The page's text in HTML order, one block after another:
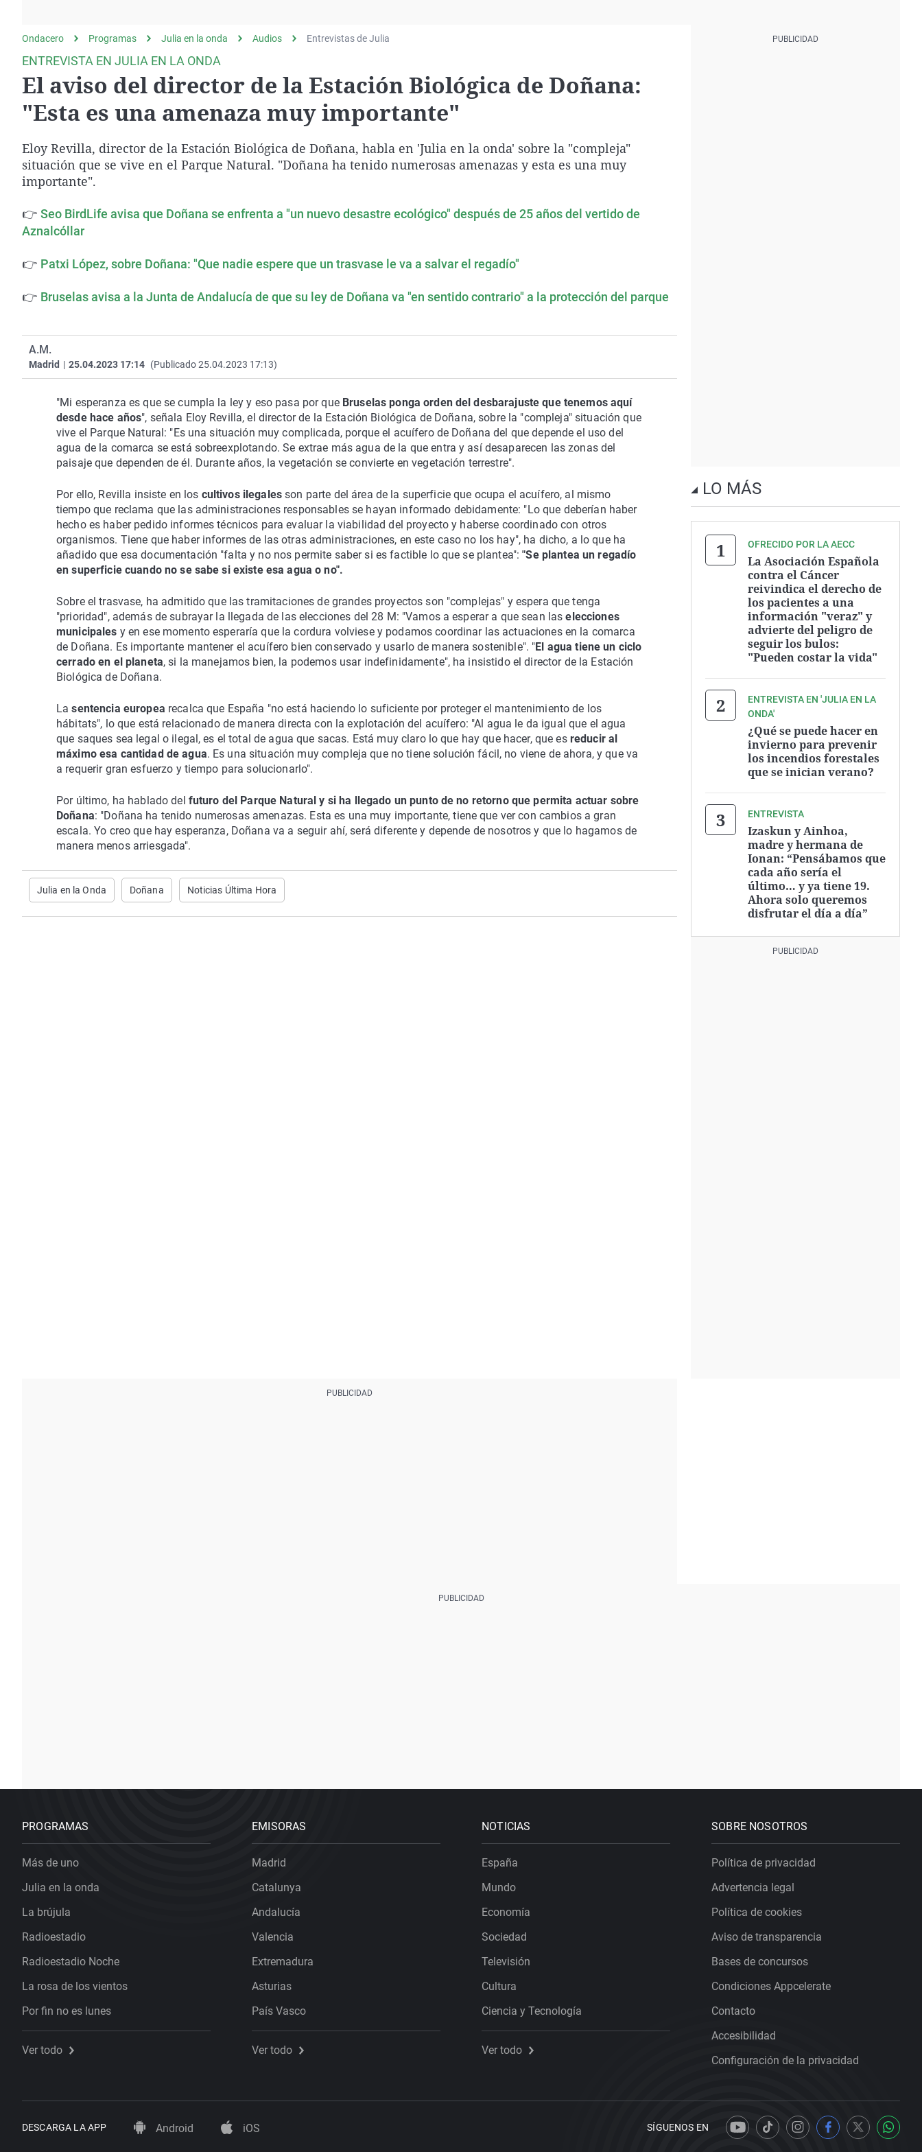
gato
Negra
Navarra
Ondacero Programas Julia en la onda Audios Entrevistas de Julia
ENTREVISTA EN JULIA EN LA ONDA
El aviso del director de la Estación Biológica de Doñana:
"Esta es una amenaza muy importante"
Eloy Revilla, director de la Estación Biológica de Doñana, habla en 'Julia en la onda' sobre la "compleja"
situación que se vive en el Parque Natural. "Doñana ha tenido numerosas amenazas y esta es una muy
importante".
👉 Seo BirdLife avisa que Doñana se enfrenta a "un nuevo desastre ecológico" después de 25 años del vertido de
Aznalcóllar
👉 Patxi López, sobre Doñana: "Que nadie espere que un trasvase le va a salvar el regadío"
👉 Bruselas avisa a la Junta de Andalucía de que su ley de Doñana va "en sentido contrario" a la protección del parque
A.M.
Madrid | 25.04.2023 17:14 (Publicado 25.04.2023 17:13)
"Mi esperanza es que se cumpla la ley y eso pasa por que Bruselas ponga orden del desbarajuste que tenemos aquí
desde hace años", señala Eloy Revilla, el director de la Estación Biológica de Doñana, sobre la "compleja" situación que
vive el Parque Natural: "Es una situación muy complicada, porque el acuífero de Doñana del que depende el uso del
agua de la comarca se está sobreexplotando. Se extrae más agua de la que entra y así desaparecen las zonas del
paisaje que dependen de él. Durante años, la vegetación se convierte en vegetación terrestre".
Por ello, Revilla insiste en los cultivos ilegales son parte del área de la superficie que ocupa el acuífero, al mismo
tiempo que reclama que las administraciones responsables se hayan informado debidamente: "Lo que deberían haber
hecho es haber pedido informes técnicos para evaluar la viabilidad del proyecto y haberse coordinado con otros
organismos. Tiene que haber informes de las otras administraciones, en este caso no los hay", ha dicho, a lo que ha
añadido que esa documentación "falta y no nos permite saber si es factible lo que se plantea":"Se plantea un regadío
en superficie cuando no se sabe si existe esa agua o no".
Sobre el trasvase, ha admitido que las tramitaciones de grandes proyectos son "complejas" y espera que tenga
"prioridad", además de subrayar la llegada de las elecciones del 28 M: "Vamos a esperar a que sean laselecciones
municipales y en ese momento esperaría que la cordura volviese y podamos coordinar las actuaciones en la comarca
de Doñana. Es importante mantener el acuífero bien conservado y usarlo de manera sostenible". "El agua tiene un ciclo
cerrado en el planeta, si la manejamos bien, la podemos usar indefinidamente", ha insistido el director de la Estación
Biológica de Doñana.
Lasentencia europea recalca que España "no está haciendo lo suficiente por proteger el mantenimiento de los
hábitats", lo que está relacionado de manera directa con la explotación del acuífero: "Al agua le da igual que el agua
que saques sea legal o ilegal, es el total de agua que sacas. Está muy claro lo que hay que hacer, que es reducir al
máximo esa cantidad de agua. Es una situación muy compleja que no tiene solución fácil, no viene de ahora, y que va
a requerir gran esfuerzo y tiempo para solucionarlo".
Por último, ha hablado del futuro del Parque Natural y si ha llegado un punto de no retorno que permita actuar sobre
Doñana: "Doñana ha tenido numerosas amenazas. Esta es una muy importante, tiene que ver con cambios a gran
escala. Yo creo que hay esperanza, Doñana va a seguir ahí, será diferente y depende de nosotros y que lo hagamos de
manera menos arriesgada".
Julia en la Onda Doñana Noticias Última Hora
LO MÁS
OFRECIDO POR LA AECC
La Asociación Española
contra el Cáncer
reivindica el derecho de
los pacientes a una
información "veraz" y
advierte del peligro de
seguir los bulos:
"Pueden costar la vida"
ENTREVISTA EN 'JULIA EN LA
ONDA'
¿Qué se puede hacer en
invierno para prevenir
los incendios forestales
que se inician verano?
ENTREVISTA
Izaskun y Ainhoa,
madre y hermana de
Ionan: “Pensábamos que
cada año sería el
último… y ya tiene 19.
Ahora solo queremos
disfrutar el día a día”
PROGRAMAS
Más de uno
Julia en la onda
La brújula
Radioestadio
Radioestadio Noche
La rosa de los vientos
Por fin no es lunes
Ver todo
EMISORAS
Madrid
Catalunya
Andalucía
Valencia
Extremadura
Asturias
País Vasco
Ver todo
NOTICIAS
España
Mundo
Economía
Sociedad
Televisión
Cultura
Ciencia y Tecnología
Ver todo
SOBRE NOSOTROS
Política de privacidad
Advertencia legal
Política de cookies
Aviso de transparencia
Bases de concursos
Condiciones Appcelerate
Contacto
Accesibilidad
Configuración de la privacidad
DESCARGA LA APP Android iOS SÍGUENOS EN